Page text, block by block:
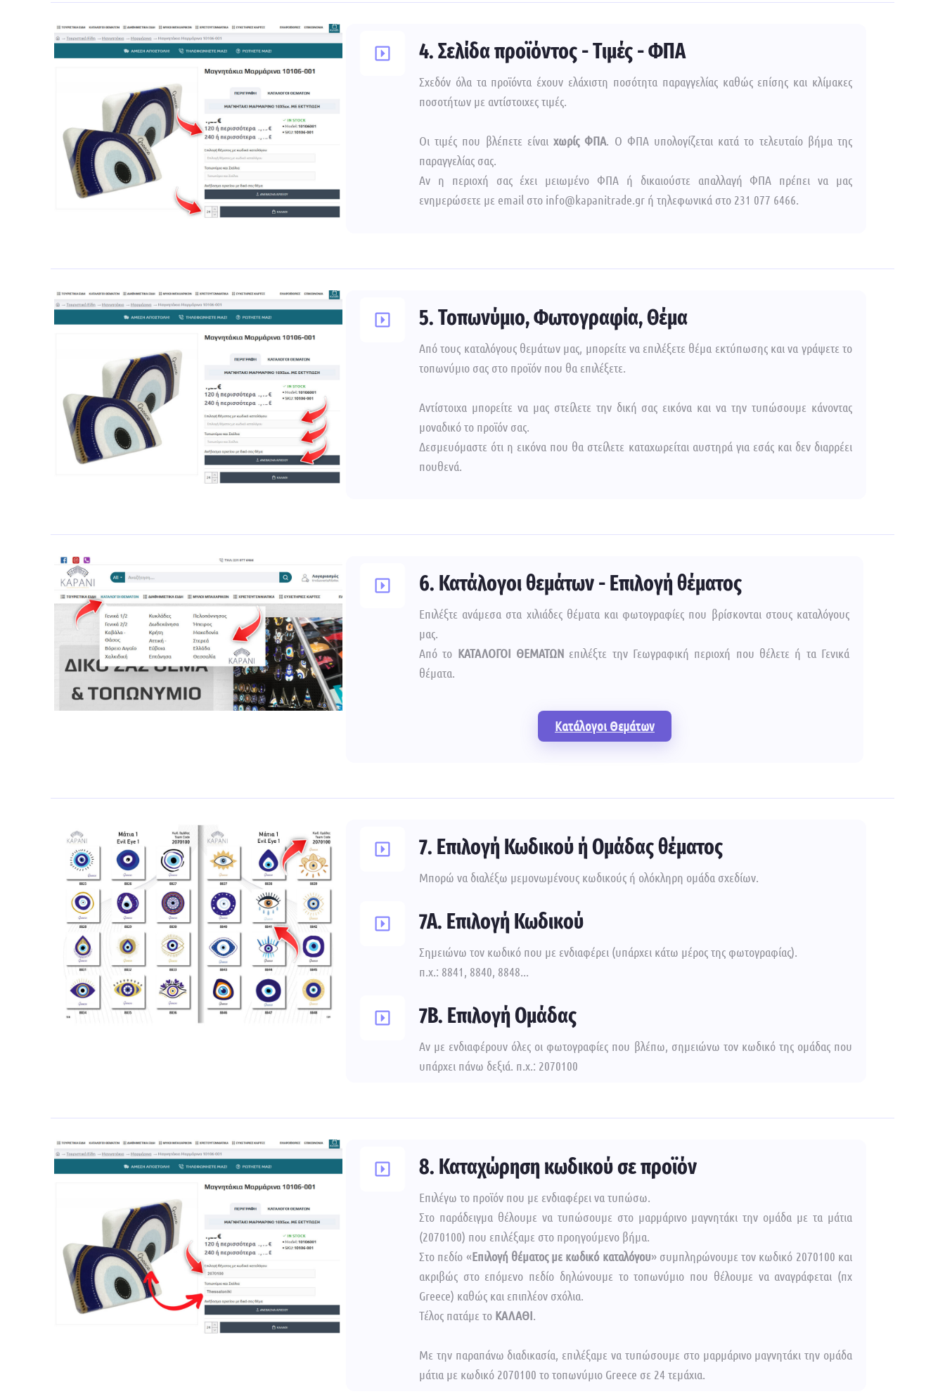
4. Σελίδα προϊόντος - Τιμές - ΦΠΑ
Σχεδόν όλα τα προϊόντα έχουν ελάχιστη ποσότητα παραγγελίας καθώς επίσης και κλίμακες
ποσοτήτων με αντίστοιχες τιμές.
Οι τιμές που βλέπετε είναιχωρίς ΦΠΑ. O ΦΠΑ υπολογίζεται κατά το τελευταίο βήμα της
παραγγελίας σας.
Αν η περιοχή σας έχει μειωμένο ΦΠΑ ή δικαιούστε απαλλαγή ΦΠΑ πρέπει να μας
ενημερώσετε με email στο info@kapanitrade.gr ή τηλεφωνικά στο 231 077 6466.
5. Τοπωνύμιο, Φωτογραφία, Θέμα
Από τους καταλόγους θεμάτων μας, μπορείτε να επιλέξετε θέμα εκτύπωσης και να γράψετε το
τοπωνύμιο σας στο προϊόν που θα επιλέξετε.
Αντίστοιχα μπορείτε να μας στείλετε την δική σας εικόνα και να την τυπώσουμε κάνοντας
μοναδικό το προϊόν σας.
Δεσμευόμαστε ότι η εικόνα που θα στείλετε καταχωρείται αυστηρά για εσάς και δεν διαρρέει
πουθενά.
6. Κατάλογοι θεμάτων - Επιλογή θέματος
Επιλέξτε ανάμεσα στα χιλιάδες θέματα και φωτογραφίες που βρίσκονται στους καταλόγους
μας.
Από το ΚΑΤΑΛΟΓΟΙ ΘΕΜΑΤΩΝ επιλέξτε την Γεωγραφική περιοχή που θέλετε ή τα Γενικά
θέματα.
Κατάλογοι Θεμάτων
7. Επιλογή Κωδικού ή Ομάδας θέματος
Μπορώ να διαλέξω μεμονωμένους κωδικούς ή ολόκληρη ομάδα σχεδίων.
7A. Επιλογή Κωδικού
Σημειώνω τον κωδικό που με ενδιαφέρει (υπάρχει κάτω μέρος της φωτογραφίας).
π.χ.: 8841, 8840, 8848...
7B. Επιλογή Ομάδας
Αν με ενδιαφέρουν όλες οι φωτογραφίες που βλέπω, σημειώνω τον κωδικό της ομάδας που
υπάρχει πάνω δεξιά. π.χ.: 2070100
8. Καταχώρηση κωδικού σε προϊόν
Επιλέγω το προϊόν που με ενδιαφέρει να τυπώσω.
Στο παράδειγμα θέλουμε να τυπώσουμε στο μαρμάρινο μαγνητάκι την ομάδα με τα μάτια
(2070100) που επιλέξαμε στο προηγούμενο βήμα.
Στο πεδίο «Επιλογή θέματος με κωδικό καταλόγου» συμπληρώνουμε τον κωδικό 2070100 και
ακριβώς στο επόμενο πεδίο δηλώνουμε το τοπωνύμιο που θέλουμε να αναγράφεται (πχ
Greece) καθώς και επιπλέον σχόλια.
Τέλος πατάμε το ΚΑΛΑΘΙ.
Με την παραπάνω διαδικασία, επιλέξαμε να τυπώσουμε στο μαρμάρινο μαγνητάκι την ομάδα
μάτια με κωδικό 2070100 το τοπωνύμιο Greece σε 24 τεμάχια.